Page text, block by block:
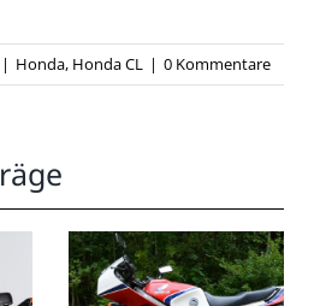
| Honda, Honda CL | 0 Kommentare